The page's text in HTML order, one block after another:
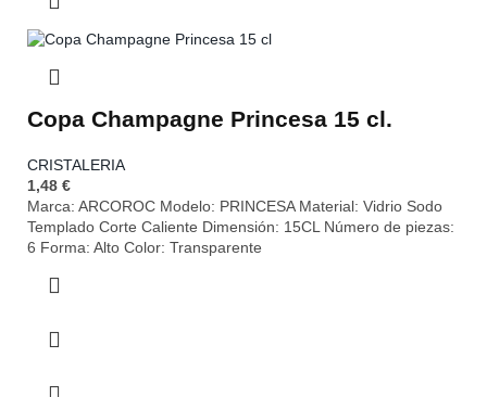
Copa Champagne Princesa 15 cl.
CRISTALERIA
1,48 €
Marca: ARCOROC Modelo: PRINCESA Material: Vidrio Sodo
Templado Corte Caliente Dimensión: 15CL Número de piezas:
6 Forma: Alto Color: Transparente